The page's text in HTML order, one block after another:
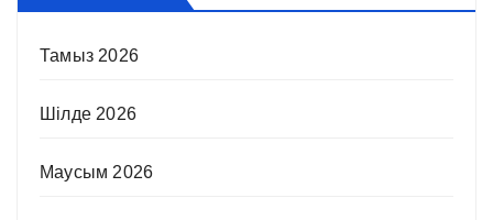
Тамыз 2026
Шілде 2026
Маусым 2026